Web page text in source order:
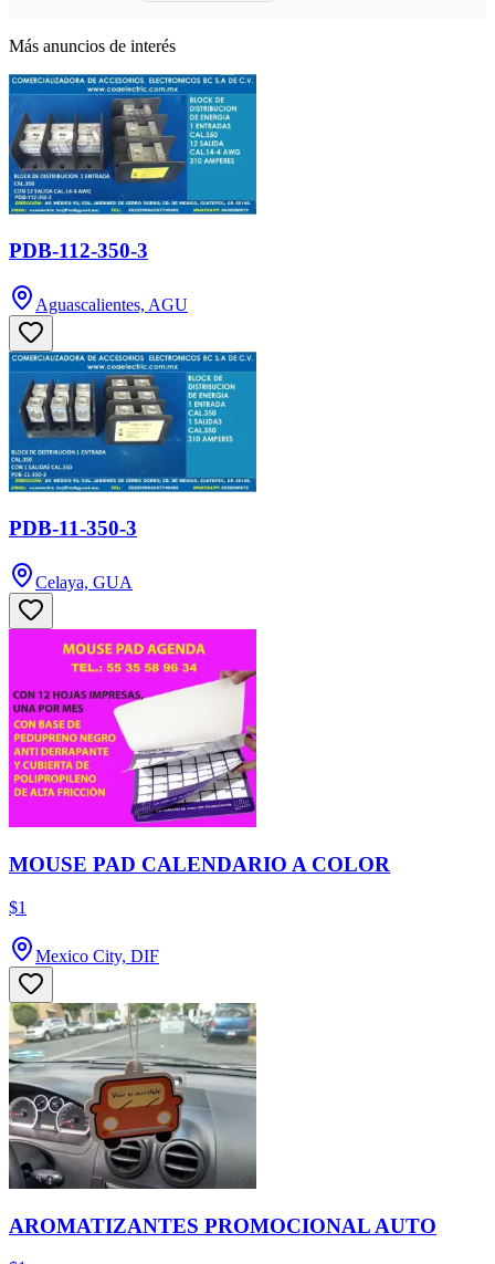
Más anuncios de interés
PDB-112-350-3
Aguascalientes, AGU
PDB-11-350-3
Celaya, GUA
MOUSE PAD CALENDARIO A COLOR
$1
Mexico City, DIF
AROMATIZANTES PROMOCIONAL AUTO